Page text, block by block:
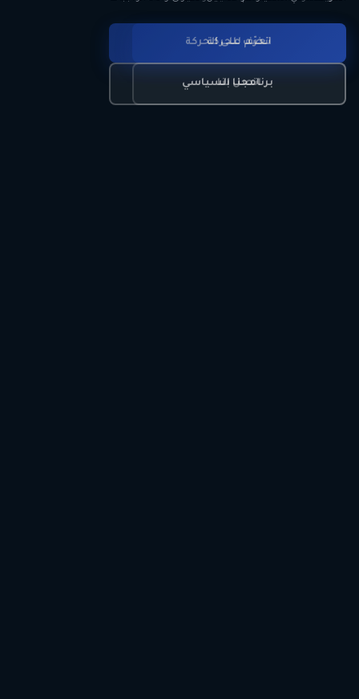
تعرّف على الحركة
برنامجنا السياسي
انضم للحركة
اتصل بنا